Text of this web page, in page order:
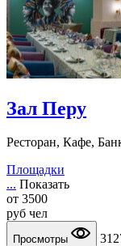
Зал Перу
Ресторан, Кафе,
Площадки
... Показать
от 3500
руб чел
Просмотры